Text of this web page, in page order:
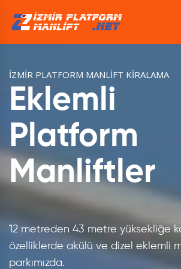
KİRALIK MAKASLI PLATFORMLAR
İZMİR PLATFORM
Manlift Kiralama
İzmir'de Kiralık Makaslı Manliftler,
metreden 20 metreye kadar farklı
yüksekliğinde akülü, dizel makaslı
manliftler.
İZMİR MANLİFT PLATFORM KİRALAMA
Teleskopik
Platform
Manlift
İzmir'de 50 metre ye kadar farklı
yüksekliklerinde Teleskopik
geniş araç parkımızda.
İZMİR PLATFORM MANLİFT KİRALAMA
Eklemli
Platform
Manliftler
12 metreden 43 metre yüksekliğe
özelliklerde akülü ve dizel eklemli
parkımızda.